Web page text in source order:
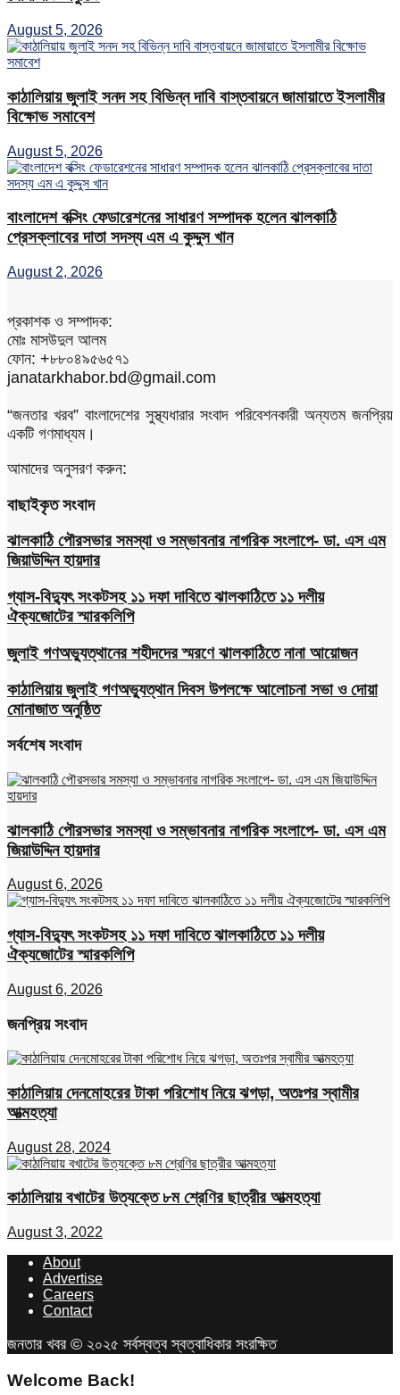
August 5, 2026
কাঠালিয়ায় জুলাই সনদ সহ বিভিন্ন দাবি বাস্তবায়নে জামায়াতে ইসলামীর
বিক্ষোভ সমাবেশ
August 5, 2026
বাংলাদেশ বক্সিং ফেডারেশনের সাধারণ সম্পাদক হলেন ঝালকাঠি
প্রেসক্লাবের দাতা সদস্য এম এ কুদ্দুস খান
August 2, 2026
প্রকাশক ও সম্পাদক:
মোঃ মাসউদুল আলম
ফোন: +৮৮০৪৯৫৬৫৭১
janatarkhabor.bd@gmail.com
“জনতার খরব” বাংলাদেশের সুস্থ্যধারার সংবাদ পরিবেশনকারী অন্যতম জনপ্রিয়
একটি গণমাধ্যম।
আমাদের অনুসরণ করুন:
বাছাইকৃত সংবাদ
ঝালকাঠি পৌরসভার সমস্যা ও সম্ভাবনার নাগরিক সংলাপে- ডা. এস এম
জিয়াউদ্দিন হায়দার
গ্যাস-বিদ্যুৎ সংকটসহ ১১ দফা দাবিতে ঝালকাঠিতে ১১ দলীয়
ঐক্যজোটের স্মারকলিপি
জুলাই গণঅভ্যুত্থানের শহীদদের স্মরণে ঝালকাঠিতে নানা আয়োজন
কাঠালিয়ায় জুলাই গণঅভ্যুত্থান দিবস উপলক্ষে আলোচনা সভা ও দোয়া
মোনাজাত অনুষ্ঠিত
সর্বশেষ সংবাদ
ঝালকাঠি পৌরসভার সমস্যা ও সম্ভাবনার নাগরিক সংলাপে- ডা. এস এম
জিয়াউদ্দিন হায়দার
August 6, 2026
গ্যাস-বিদ্যুৎ সংকটসহ ১১ দফা দাবিতে ঝালকাঠিতে ১১ দলীয়
ঐক্যজোটের স্মারকলিপি
August 6, 2026
জনপ্রিয় সংবাদ
কাঠালিয়ায় দেনমোহরের টাকা পরিশোধ নিয়ে ঝগড়া, অতঃপর স্বামীর
আত্মহত্যা
August 28, 2024
কাঠালিয়ায় বখাটের উত্যক্তে ৮ম শ্রেণির ছাত্রীর আত্মহত্যা
August 3, 2022
About
Advertise
Careers
Contact
জনতার খবর © ২০২৫ সর্বস্বত্ব স্বত্বাধিকার সংরক্ষিত
Welcome Back!